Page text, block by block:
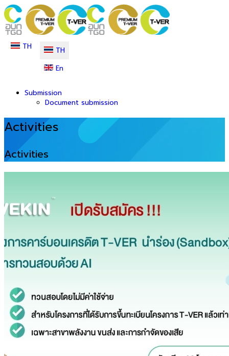
TH
TH
En
Submission
Document submission
Activities
Activities